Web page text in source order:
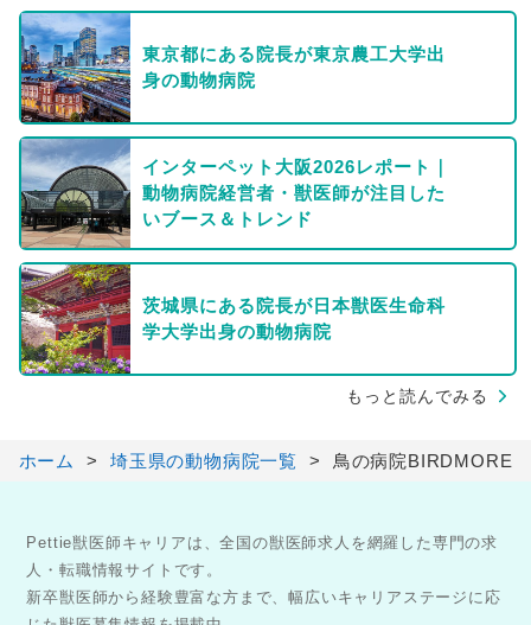
東京都にある院長が東京農工大学出
身の動物病院
インターペット大阪2026レポート｜
動物病院経営者・獣医師が注目した
いブース＆トレンド
茨城県にある院長が日本獣医生命科
学大学出身の動物病院
もっと読んでみる
ホーム 埼玉県の動物病院一覧 鳥の病院BIRDMORE
Pettie獣医師キャリアは、全国の獣医師求人を網羅した専門の求
人・転職情報サイトです。
新卒獣医師から経験豊富な方まで、幅広いキャリアステージに応